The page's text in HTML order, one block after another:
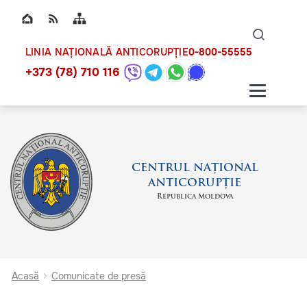
Top bar navigation
LINIA NAȚIONALĂ ANTICORUPȚIE0-800-55555
+373 (78) 710 116
CENTRUL NAȚIONAL
ANTICORUPȚIE
Republica Moldova
Acasă Comunicate de presă